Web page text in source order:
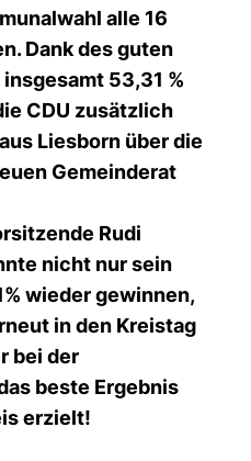
alle 16
Dank des guten
53,31 %
CDU zusätzlich
Liesborn über die
Gemeinderat
Rudi
nicht nur sein
wieder gewinnen,
in den Kreistag
bei der
beste Ergebnis
erzielt!